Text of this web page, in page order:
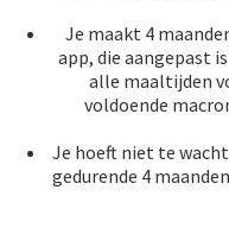
Je maakt 4
app, die aangepast
alle maaltijden
voldoende
Je hoeft niet te
gedurende 4